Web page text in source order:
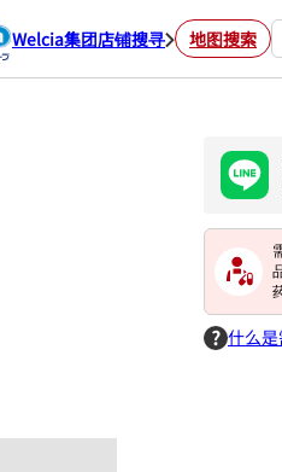
Welcia集团店铺搜寻 地图搜索
什么